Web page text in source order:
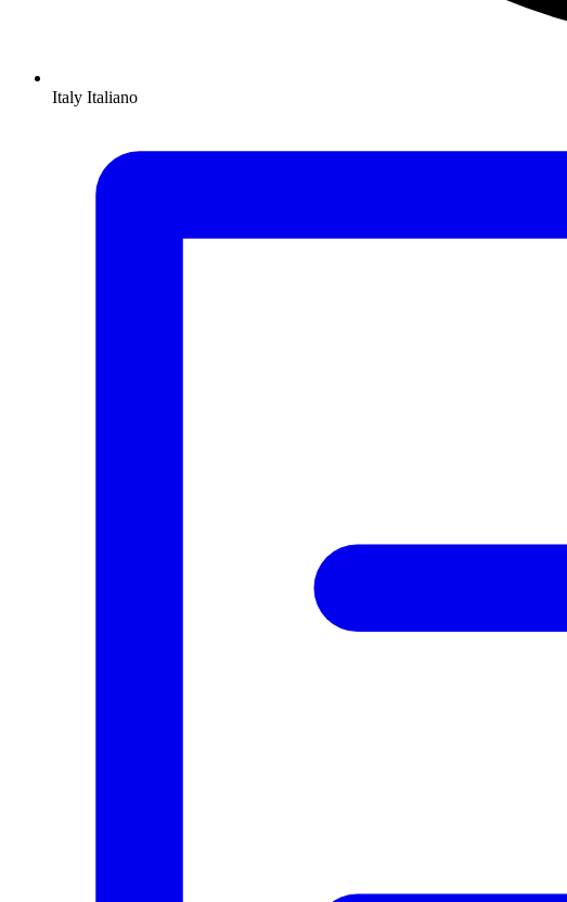
Italy Italiano